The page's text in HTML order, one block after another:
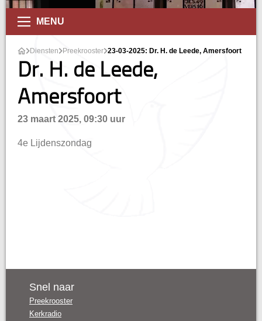
MENU
Diensten Preekrooster 23-03-2025: Dr. H. de Leede, Amersfoort
Dr. H. de Leede,
Amersfoort
23 maart 2025, 09:30 uur
4e Lijdenszondag
Snel naar
Preekrooster
Kerkradio